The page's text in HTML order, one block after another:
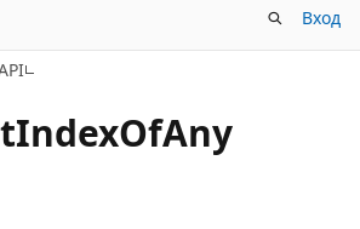
Вход
IndexOfAny